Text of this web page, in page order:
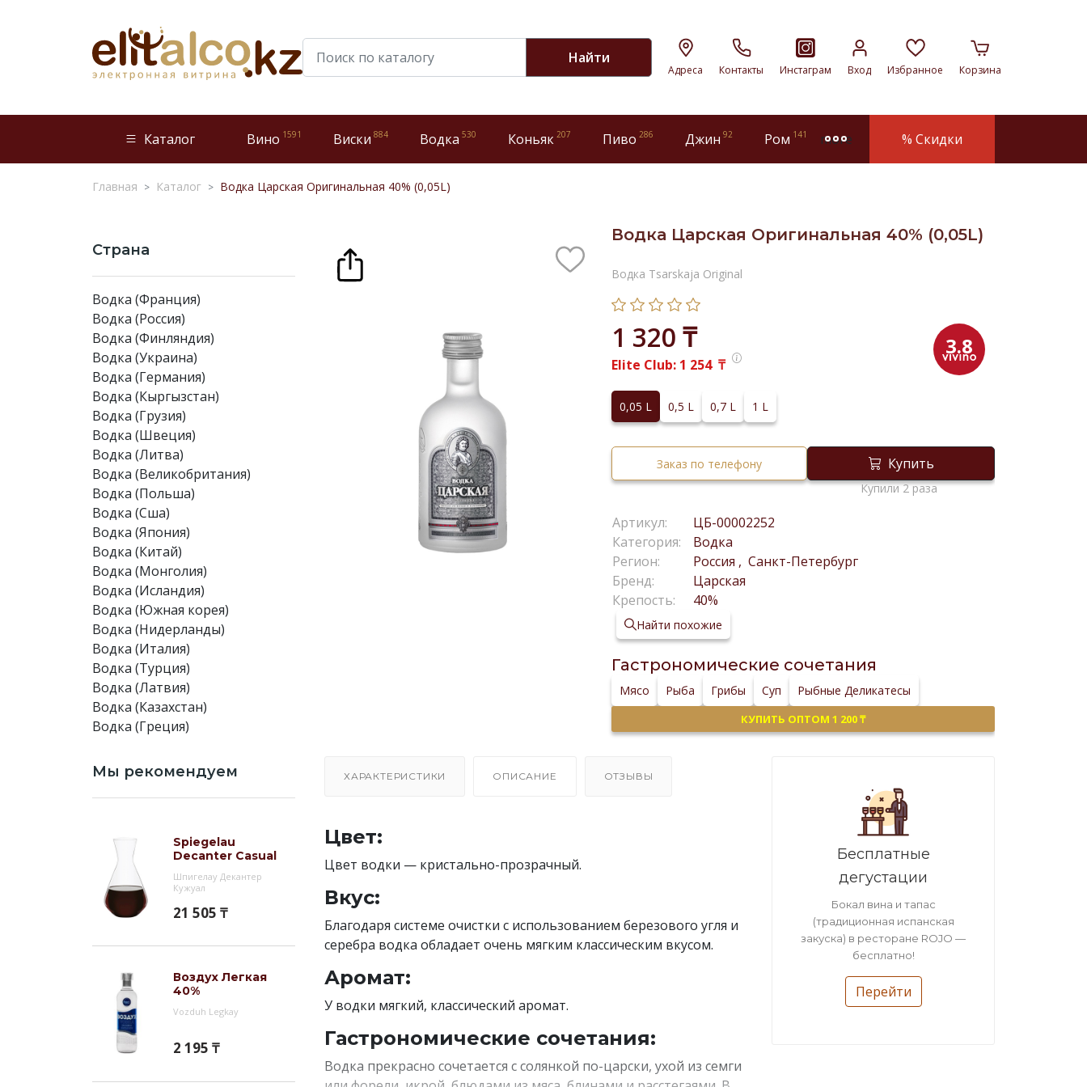
Найти
Адреса Контакты Инстаграм Вход Избранное Корзина
Каталог Вино 1591 Виски 884 Водка 530 Коньяк 207 Пиво 286 Джин 92 Ром 141 more % Скидки
Главная Каталог Водка Царская Оригинальная 40% (0,05L)
Страна
Водка (Франция)
Водка (Россия)
Водка (Финляндия)
Водка (Украина)
Водка (Германия)
Водка (Кыргызстан)
Водка (Грузия)
Водка (Швеция)
Водка (Литва)
Водка (Великобритания)
Водка (Польша)
Водка (Сша)
Водка (Япония)
Водка (Китай)
Водка (Монголия)
Водка (Исландия)
Водка (Южная корея)
Водка (Нидерланды)
Водка (Италия)
Водка (Турция)
Водка (Латвия)
Водка (Казахстан)
Водка (Греция)
Мы рекомендуем
Spiegelau
Decanter Casual
Шпигелау Декантер
Кужуал
21 505 ₸
Воздух Легкая
40%
Vozduh Legkay
2 195 ₸
Водка Царская Оригинальная 40% (0,05L)
Водка Tsarskaja Original
1 320 ₸
Elite Club: 1 254 ₸
3.8
0,05 L 0,5 L 0,7 L 1 L
Заказ по телефону Купить
Купили 2 раза
Артикул:
ЦБ-00002252
Категория:
Водка
Регион:
Россия , Санкт-Петербург
Бренд:
Царская
Крепость:
40%
Найти похожие
Гастрономические сочетания
Мясо Рыба Грибы Суп Рыбные Деликатесы
КУПИТЬ ОПТОМ 1 200 ₸
ХАРАКТЕРИСТИКИ ОПИСАНИЕ ОТЗЫВЫ
Цвет:
Цвет водки — кристально-прозрачный.
Вкус:
Благодаря системе очистки с использованием березового угля и
серебра водка обладает очень мягким классическим вкусом.
Аромат:
У водки мягкий, классический аромат.
Гастрономические сочетания:
Водка прекрасно сочетается с солянкой по-царски, ухой из семги
Бесплатные
дегустации
Бокал вина и тапас
(традиционная испанская
закуска) в ресторане ROJO —
бесплатно!
Перейти